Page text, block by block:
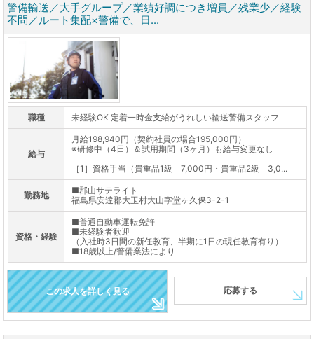
警備輸送／大手グループ／業績好調につき増員／残業少／経験
不問／ルート集配×警備で、日...
職種 未経験OK 定着一時金支給がうれしい輸送警備スタッフ
給与
月給198,940円（契約社員の場合195,000円）
※研修中（4日）＆試用期間（3ヶ月）も給与変更なし
［1］資格手当（貴重品1級－7,000円・貴重品2級－3,0...
勤務地
■郡山サテライト
福島県安達郡大玉村大山字堂ヶ久保3-2-1
資格・経験
■普通自動車運転免許
■未経験者歓迎
（入社時3日間の新任教育、半期に1日の現任教育有り）
■18歳以上/警備業法により
この求人を詳しく見る 応募する